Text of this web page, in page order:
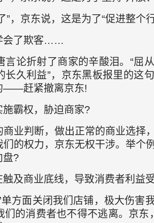
，京东说，这是为了“促进整个
会了欺客……
论折射了商家的辛酸泪。“屈
久利益”，京东黑板报里的这
——赶紧撤离京东!
霸权，胁迫商家?
业判断，做出正常的商业选择
的权力，京东无权干涉。举个
盘?
及商业底线，导致消费者利益
方面关闭我们店铺，极大伤害
的消费者也不得不逃离。京